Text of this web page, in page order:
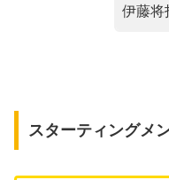
伊藤将
スターティングメ